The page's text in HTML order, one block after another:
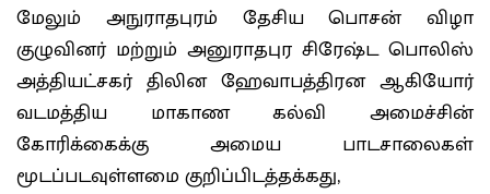
மேலும் அநுராதபுரம் தேசிய பொசன் விழா
குழுவினர் மற்றும் அனுராதபுர சிரேஷ்ட பொலிஸ்
அத்தியட்சகர் திலின ஹேவாபத்திரன ஆகியோர்
வடமத்திய மாகாண கல்வி அமைச்சின்
கோரிக்கைக்கு அமைய பாடசாலைகள்
மூடப்படவுள்ளமை குறிப்பிடத்தக்கது,